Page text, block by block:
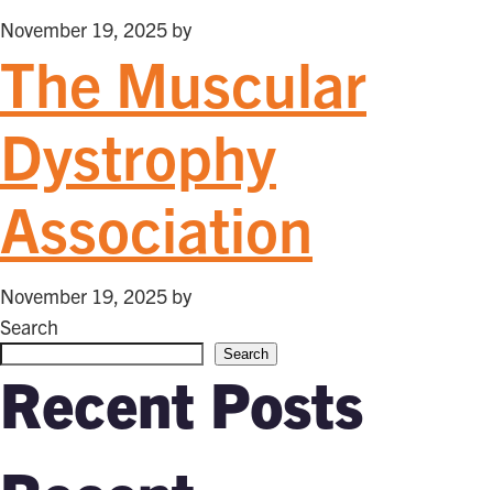
November 19, 2025 by
The Muscular
Dystrophy
Association
November 19, 2025 by
Search
Search
Recent Posts